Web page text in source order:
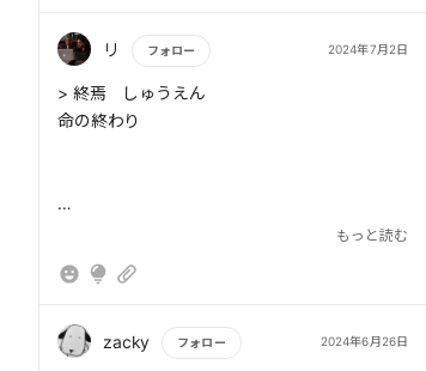
リ フォロー 2024年7月2日
もっと読む
> 終焉 しゅうえん
命の終わり
もっと読む
zacky フォロー 2024年6月26日